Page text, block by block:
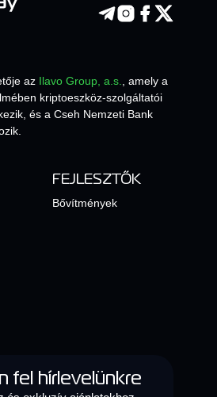
az Ilavo Group, a.s.
, amely a
kriptoeszköz-szolgáltatói
és a Cseh Nemzeti Bank
FEJLESZTŐK
Bővítmények
fel hírlevelünkre